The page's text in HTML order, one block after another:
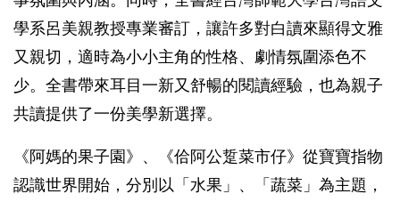
學系呂美親教授專業審訂，讓許多對白讀來顯得文雅
又親切，適時為小小主角的性格、劇情氛圍添色不
少。全書帶來耳目一新又舒暢的閱讀經驗，也為親子
共讀提供了一份美學新選擇。
《阿媽的果子園》、《佮阿公踅菜市仔》從寶寶指物
認識世界開始，分別以「水果」、「蔬菜」為主題，